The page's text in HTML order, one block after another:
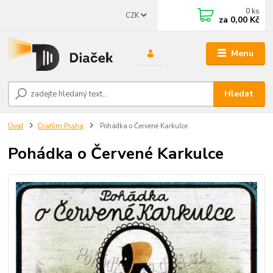
Menu
CZK
Hledat
0 ks
za 0,00 Kč
Úvod Diafilm Praha Pohádka o Červené Karkulce
Pohádka o Červené Karkulce